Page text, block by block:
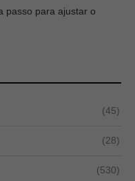
passo para ajustar o
(45)
(28)
(530)